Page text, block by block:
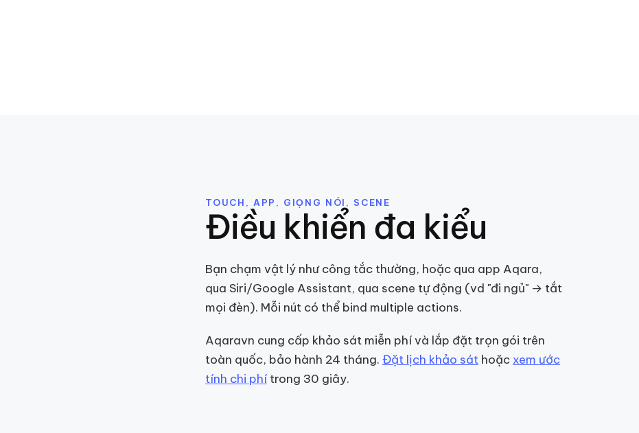
TOUCH, APP, GIỌNG NÓI, SCENE
Điều khiển đa kiểu
Bạn chạm vật lý như công tắc thường, hoặc qua app Aqara,
qua Siri/Google Assistant, qua scene tự động (vd "đi ngủ" → tắt
mọi đèn). Mỗi nút có thể bind multiple actions.
Aqaravn cung cấp khảo sát miễn phí và lắp đặt trọn gói trên
toàn quốc, bảo hành 24 tháng. Đặt lịch khảo sát hoặc xem ước
tính chi phí trong 30 giây.